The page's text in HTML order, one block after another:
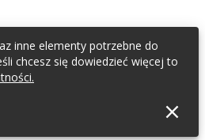
inne elementy potrzebne do
chcesz się dowiedzieć więcej to